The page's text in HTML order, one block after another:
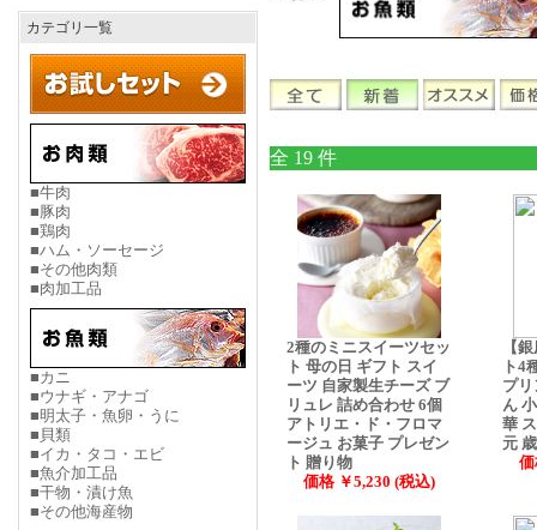
カテゴリ一覧
■牛肉
■豚肉
■鶏肉
■ハム・ソーセージ
■その他肉類
■肉加工品
■カニ
■ウナギ・アナゴ
■明太子・魚卵・うに
■貝類
■イカ・タコ・エビ
■魚介加工品
■干物・漬け魚
■その他海産物
全 19 件
2種のミニスイーツセッ
ト 母の日 ギフト スイ
ーツ 自家製生チーズ ブ
リュレ 詰め合わせ 6個
アトリエ・ド・フロマ
ージュ お菓子 プレゼン
ト 贈り物
価格 ￥5,230 (税込)
【
ト4
プ
ん
華
元
価